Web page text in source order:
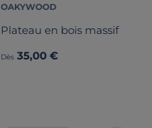
OAKYWOOD
Plateau en bois massif
Dès 35,00 €